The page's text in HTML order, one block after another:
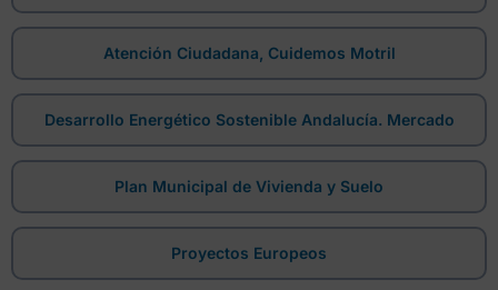
Atención Ciudadana, Cuidemos Motril
Desarrollo Energético Sostenible Andalucía. Mercado
Plan Municipal de Vivienda y Suelo
Proyectos Europeos